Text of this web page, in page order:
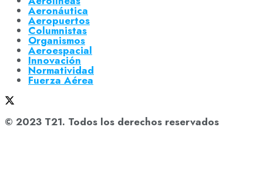
Aeronáutica
Aeropuertos
Columnistas
Organismos
Aeroespacial
Innovación
Normatividad
Fuerza Aérea
© 2023 T21. Todos los derechos reservados